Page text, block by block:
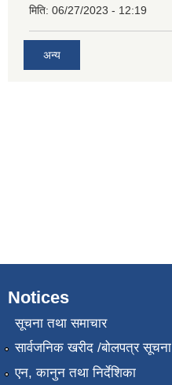
मिति: 06/27/2023 - 12:19
अन्य
Notices
सूचना तथा समाचार
सार्वजनिक खरीद /बोलपत्र सूचना
एन, कानुन तथा निर्देशिका